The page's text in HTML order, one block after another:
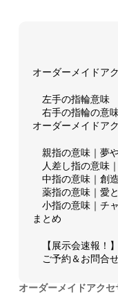
オーダーメイドア
左手の指輪意味
右手の指輪の意
オーダーメイドア
親指の意味｜夢
人差し指の意味
中指の意味｜創
薬指の意味｜愛
小指の意味｜チ
まとめ
【展示会速報！】
ご予約＆お問合
オーダーメイドアク